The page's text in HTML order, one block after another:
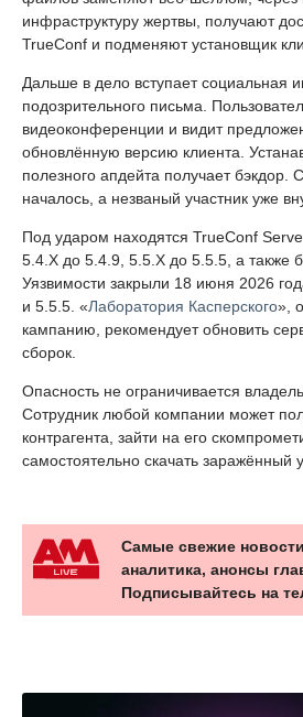
инфраструктуру жертвы, получают
TrueConf и подменяют установщик
Дальше в дело вступает социальная
подозрительного письма.
видеоконференции и видит
обновлённую версию клиента.
полезного апдейта получает
началось, а незваный участник уже
Под ударом находятся TrueConf
5.4.X до 5.4.9, 5.5.X до 5.5.5, а также
Уязвимости закрыли 18 июня 2026
и 5.5.5. «Лаборатория Касперского»,
кампанию, рекомендует обновить
сборок.
Опасность не ограничивается
Сотрудник любой компании может
контрагента, зайти на его
самостоятельно скачать заражённый
Самые свежие
аналитика, анонсы
Подписывайтесь на